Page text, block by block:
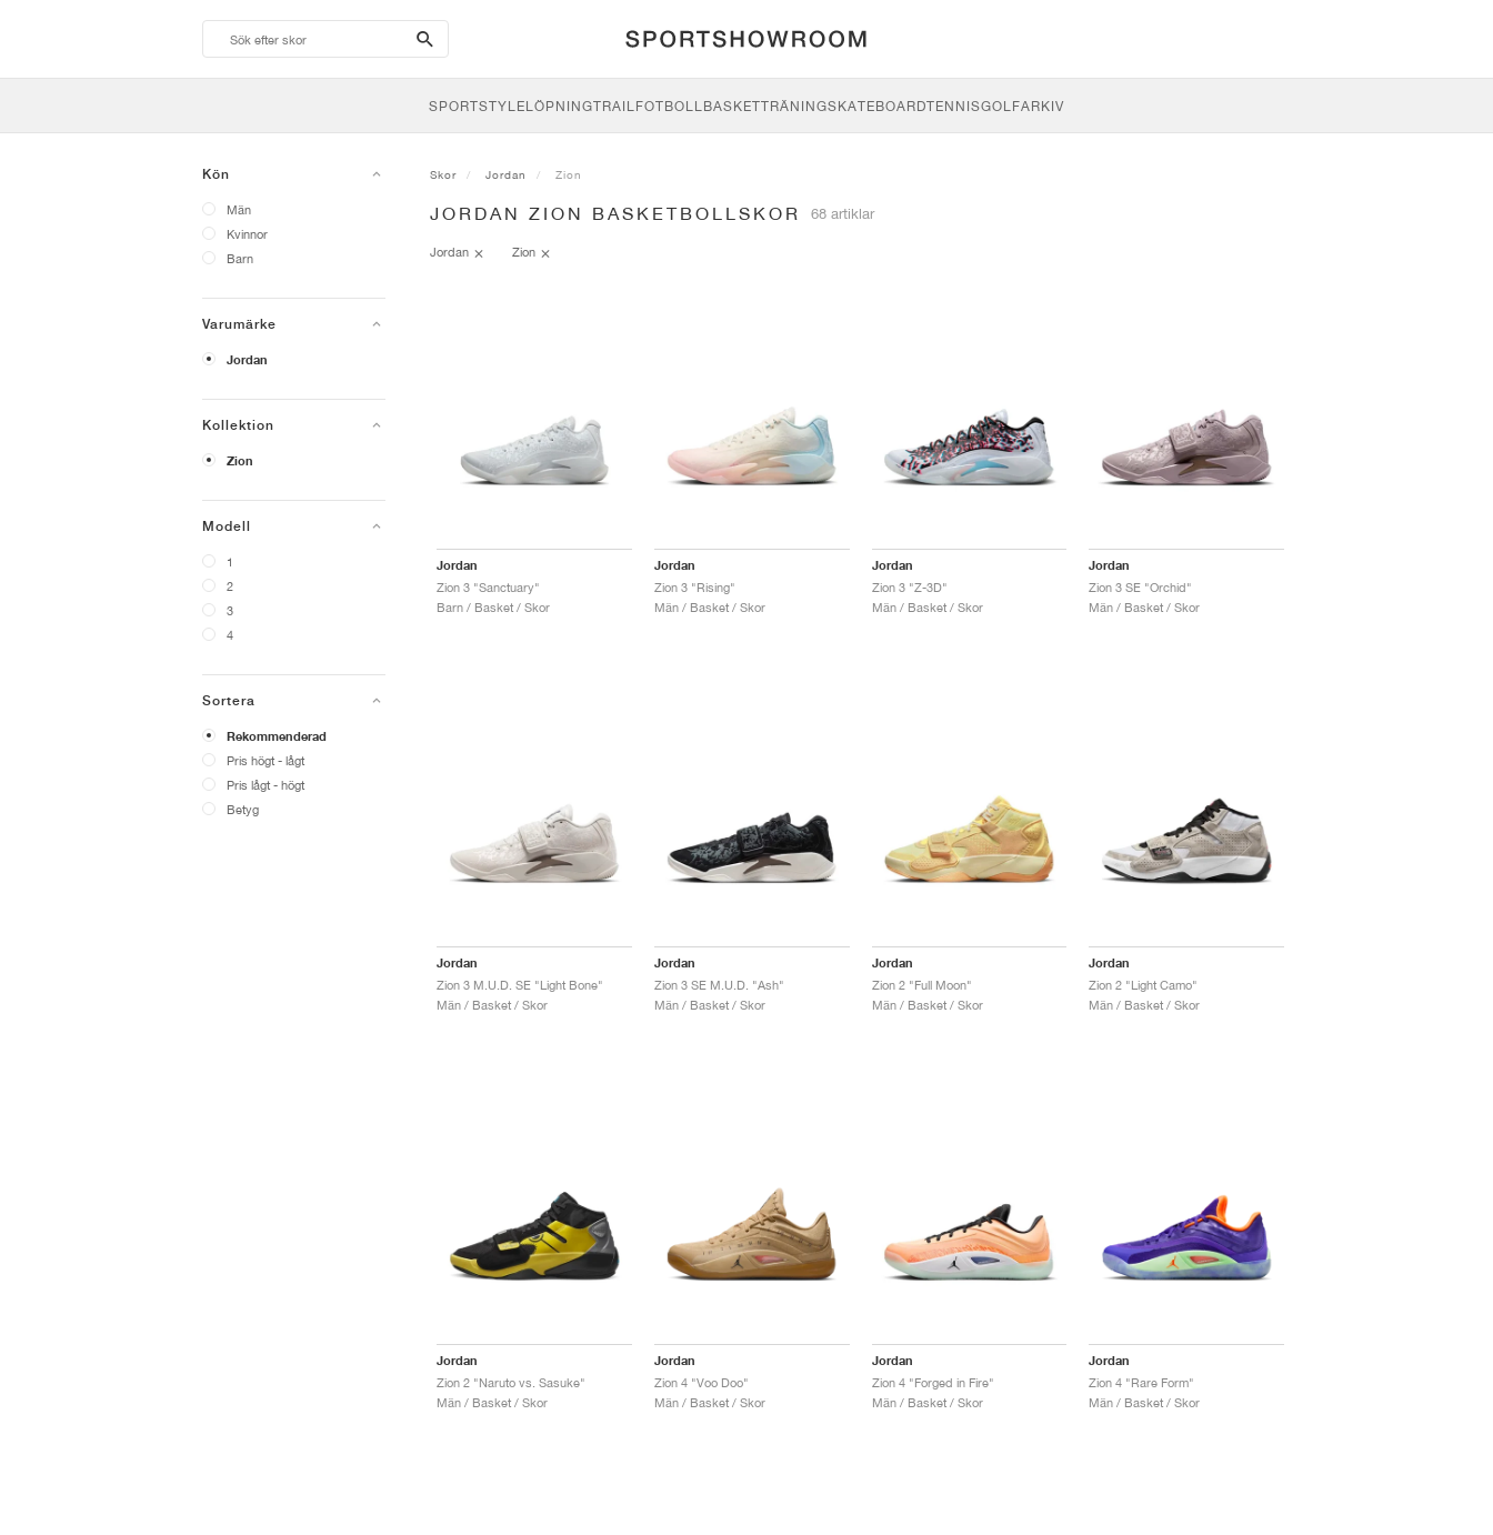
search-
btn
SPORTSTYLELÖPNINGTRAILFOTBOLLBASKETTRÄNINGSKATEBOARDTENNISGOLFARKIV
Kön
Män
Kvinnor
Barn
Varumärke
Jordan
Kollektion
Zion
Modell
1
2
3
4
Sortera
Rekommenderad
Pris högt - lågt
Pris lågt - högt
Betyg
Skor Jordan Zion
JORDAN ZION BASKETBOLLSKOR 68 artiklar
Jordan Zion
Jordan
Zion 3 "Sanctuary"
Barn / Basket / Skor
Jordan
Zion 3 "Rising"
Män / Basket / Skor
Jordan
Zion 3 "Z-3D"
Män / Basket / Skor
Jordan
Zion 3 SE "Orchid"
Män / Basket / Skor
Jordan
Zion 3 M.U.D. SE "Light Bone"
Män / Basket / Skor
Jordan
Zion 3 SE M.U.D. "Ash"
Män / Basket / Skor
Jordan
Zion 2 "Full Moon"
Män / Basket / Skor
Jordan
Zion 2 "Light Camo"
Män / Basket / Skor
Jordan
Zion 2 "Naruto vs. Sasuke"
Män / Basket / Skor
Jordan
Zion 4 "Voo Doo"
Män / Basket / Skor
Jordan
Zion 4 "Forged in Fire"
Män / Basket / Skor
Jordan
Zion 4 "Rare Form"
Män / Basket / Skor